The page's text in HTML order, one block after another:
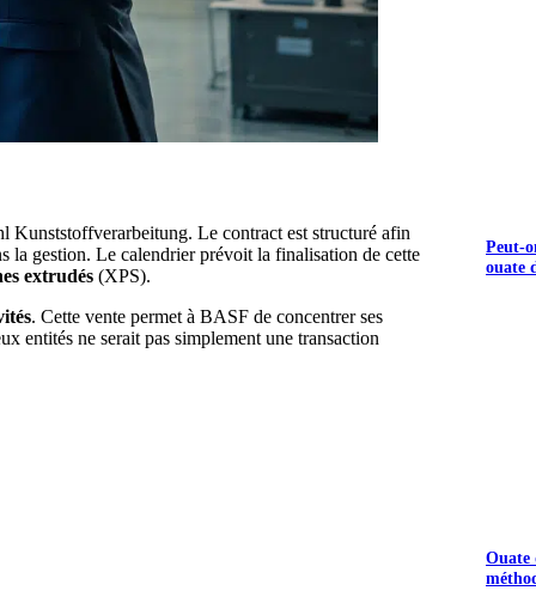
Le contract est structuré afin
la gestion. Le calendrier prévoit la finalisation de cette
extrudés (XPS).
. Cette vente permet à BASF de concentrer ses
entités ne serait pas simplement une transaction
Peut-
ouate
Ouate